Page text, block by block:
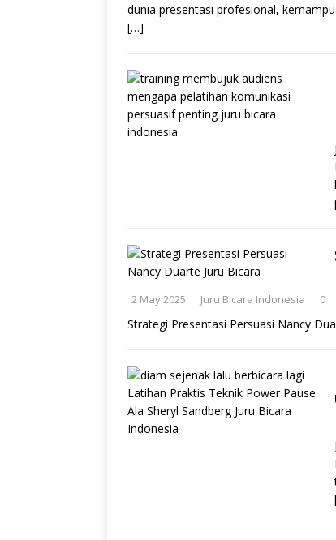
dunia presentasi profesional,
[…]
2 May 2025 Juru Bicara Indonesia 0
Strategi Presentasi Persuasi Nancy